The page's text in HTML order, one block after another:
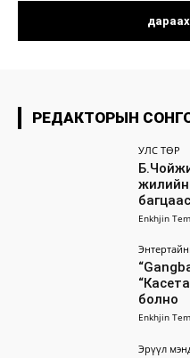
РЕДАКТОРЫН
УЛС ТӨР
Enkhjin
болно
Enkhjin
Эрүүл